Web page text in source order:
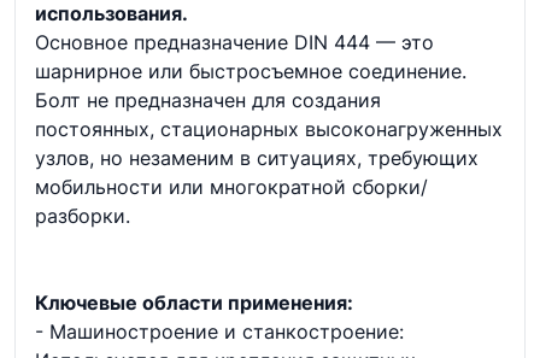
использования.
Основное предназначение DIN 444 — это
шарнирное или быстросъемное соединение.
Болт не предназначен для создания
постоянных, стационарных высоконагруженных
узлов, но незаменим в ситуациях, требующих
мобильности или многократной сборки/
разборки.
Ключевые области применения:
- Машиностроение и станкостроение: